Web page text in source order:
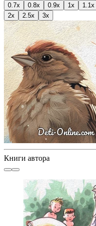
0.7x 0.8x 0.9x 1x 1.1x
2x
2.5x 3x
Книги автора